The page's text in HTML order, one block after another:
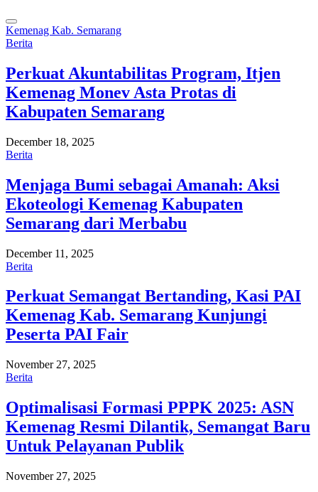
Kemenag Kab. Semarang
Berita
Perkuat Akuntabilitas Program, Itjen
Kemenag Monev Asta Protas di
Kabupaten Semarang
December 18, 2025
Berita
Menjaga Bumi sebagai Amanah: Aksi
Ekoteologi Kemenag Kabupaten
Semarang dari Merbabu
December 11, 2025
Berita
Perkuat Semangat Bertanding, Kasi PAI
Kemenag Kab. Semarang Kunjungi
Peserta PAI Fair
November 27, 2025
Berita
Optimalisasi Formasi PPPK 2025: ASN
Kemenag Resmi Dilantik, Semangat Baru
Untuk Pelayanan Publik
November 27, 2025